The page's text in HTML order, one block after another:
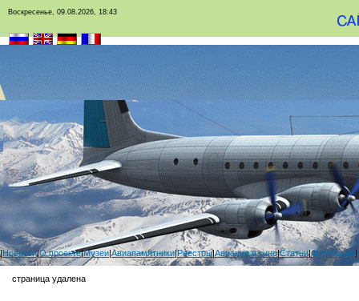
Воскресенье, 09.08.2026, 18:43
|Новости|О проекте|Музеи|Авиапамятники|Реестры|Авиация в кино|Статьи|Фотоархив|
страница удалена